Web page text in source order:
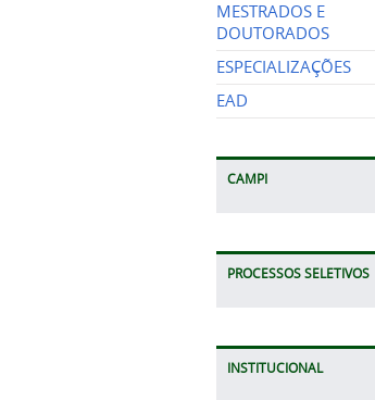
MESTRADOS E
DOUTORADOS
ESPECIALIZAÇÕES
EAD
CAMPI
PROCESSOS SELETIVOS
INSTITUCIONAL